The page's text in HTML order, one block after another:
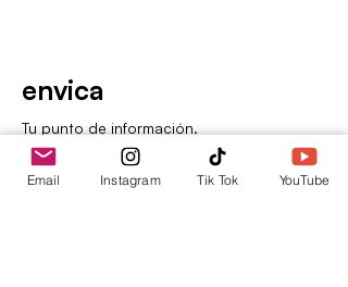
envica
Tu punto de información.
Email Instagram Tik Tok YouTube